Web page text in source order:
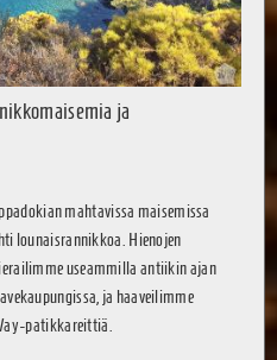
ja
mahtavissa maisemissa
lounaisrannikkoa. Hienojen
useammilla antiikin ajan
ja haaveilimme
-patikkareittiä.